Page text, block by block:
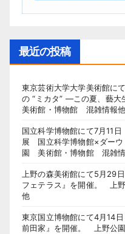
最近の投稿
東京芸術大学大学美術館に
の “ミカタ” ―この夏、藝
美術館・博物館 混雑情報他
国立科学博物館にて7月11
展 国立科学博物館×ダー
園 美術館・博物館 混雑
上野の森美術館にて5月29
フェテラス』を開催。 上
他
東京国立博物館にて4月14
前田家』を開催。 上野公